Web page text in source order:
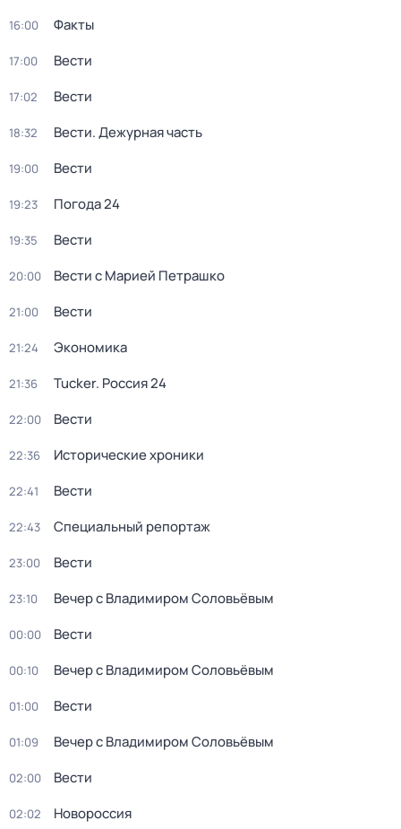
16:00 Факты
17:00 Вести
17:02 Вести
18:32 Вести. Дежурная часть
19:00 Вести
19:23 Погода 24
19:35 Вести
20:00 Вести с Марией Петрашко
21:00 Вести
21:24 Экономика
21:36 Tucker. Россия 24
22:00 Вести
22:36 Исторические хроники
22:41 Вести
22:43 Специальный репортаж
23:00 Вести
23:10 Вечер с Владимиром Соловьёвым
00:00 Вести
00:10 Вечер с Владимиром Соловьёвым
01:00 Вести
01:09 Вечер с Владимиром Соловьёвым
02:00 Вести
02:02 Новороссия